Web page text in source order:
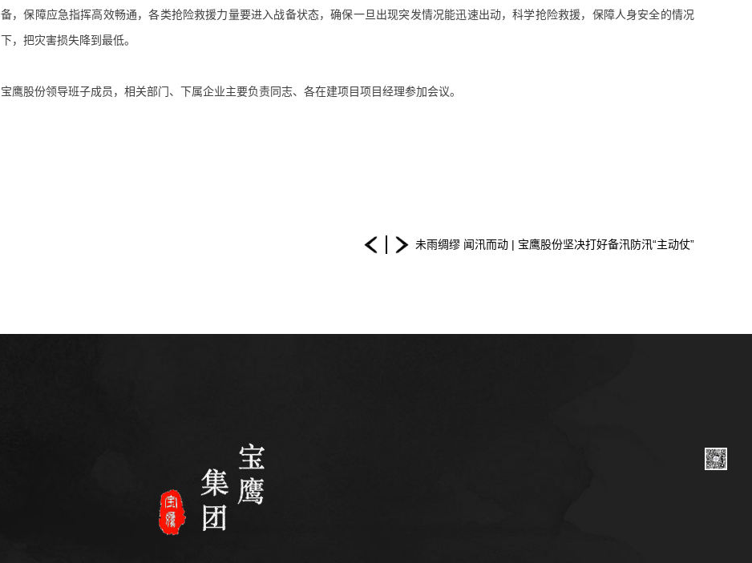
备，保障应急指挥高效畅通，各类抢险救援力量要进入战备状态，确保一旦出现突发情况能迅速出动，科学抢险救援，保障人身安全的情况
下，把灾害损失降到最低。
宝鹰股份领导班子成员，相关部门、下属企业主要负责同志、各在建项目项目经理参加会议。
未雨绸缪 闻汛而动 | 宝鹰股份坚决打好备汛防汛“主动仗”